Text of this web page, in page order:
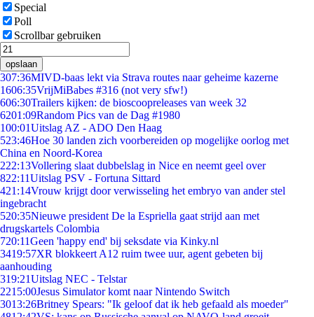
Special
Poll
Scrollbar gebruiken
opslaan
307:36MIVD-baas lekt via Strava routes naar geheime kazerne
1606:35VrijMiBabes #316 (not very sfw!)
606:30Trailers kijken: de bioscoopreleases van week 32
6201:09Random Pics van de Dag #1980
100:01Uitslag AZ - ADO Den Haag
523:46Hoe 30 landen zich voorbereiden op mogelijke oorlog met
China en Noord-Korea
222:13Vollering slaat dubbelslag in Nice en neemt geel over
822:11Uitslag PSV - Fortuna Sittard
421:14Vrouw krijgt door verwisseling het embryo van ander stel
ingebracht
520:35Nieuwe president De la Espriella gaat strijd aan met
drugskartels Colombia
720:11Geen 'happy end' bij seksdate via Kinky.nl
3419:57XR blokkeert A12 ruim twee uur, agent gebeten bij
aanhouding
319:21Uitslag NEC - Telstar
2215:00Jesus Simulator komt naar Nintendo Switch
3013:26Britney Spears: "Ik geloof dat ik heb gefaald als moeder"